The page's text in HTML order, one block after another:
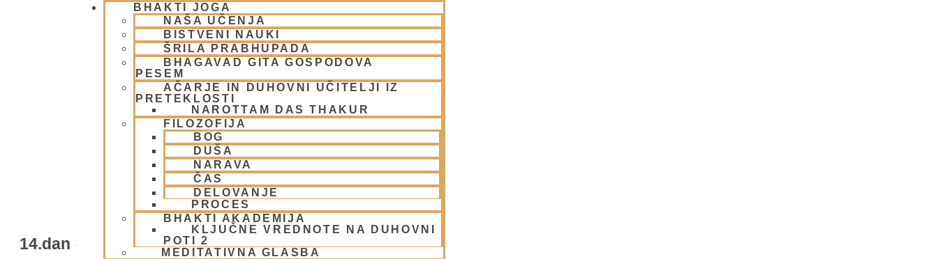
BHAKTI JOGA
NAŠA UČENJA
BISTVENI NAUKI
ŠRILA PRABHUPADA
BHAGAVAD GITA GOSPODOVA
PESEM
AČARJE IN DUHOVNI UČITELJI IZ
PRETEKLOSTI
NAROTTAM DAS THAKUR
FILOZOFIJA
BOG
DUŠA
NARAVA
ČAS
DELOVANJE
PROCES
BHAKTI AKADEMIJA
KLJUČNE VREDNOTE NA DUHOVNI
POTI 2
MEDITATIVNA GLASBA
14.dan – Eko-karavana zapušča Maribor